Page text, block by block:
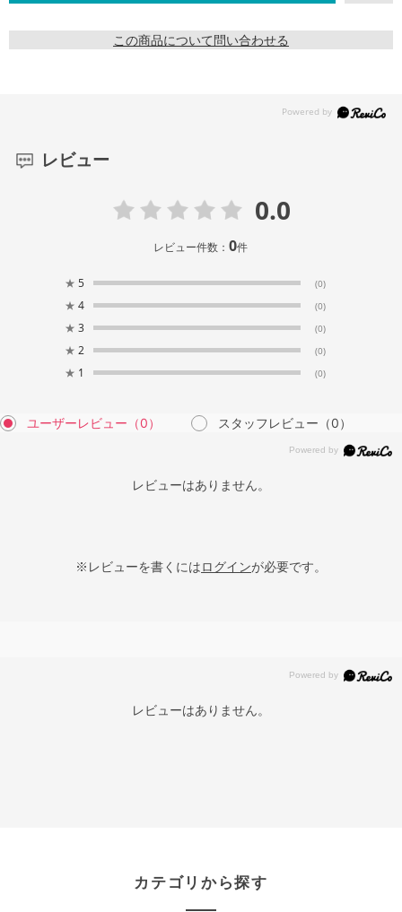
この商品について問い合わせる
レビュー
0.0
レビュー件数：0件
★ 5 (0)
★ 4 (0)
★ 3 (0)
★ 2 (0)
★ 1 (0)
ユーザーレビュー （0） スタッフレビュー （0）
レビューはありません。
※レビューを書くにはログインが必要です。
レビューはありません。
カテゴリから探す